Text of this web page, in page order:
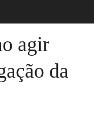
agir
da